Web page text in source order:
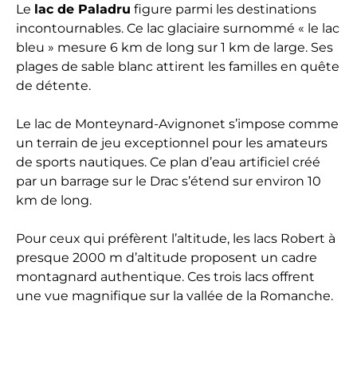
Le lac de Paladru figure parmi les destinations
incontournables. Ce lac glaciaire surnommé « le lac
bleu » mesure 6 km de long sur 1 km de large. Ses
plages de sable blanc attirent les familles en quête
de détente.
Le lac de Monteynard-Avignonet s’impose comme
un terrain de jeu exceptionnel pour les amateurs
de sports nautiques. Ce plan d’eau artificiel créé
par un barrage sur le Drac s’étend sur environ 10
km de long.
Pour ceux qui préfèrent l’altitude, les lacs Robert à
presque 2000 m d’altitude proposent un cadre
montagnard authentique. Ces trois lacs offrent
une vue magnifique sur la vallée de la Romanche.